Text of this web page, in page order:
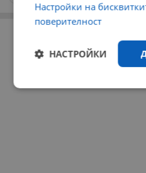
Настройки на
поверителност
НАСТРОЙКИ
Строго